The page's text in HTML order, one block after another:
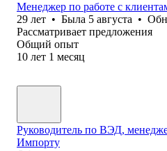
Менеджер по работе с
29 лет • Была 5 августа •
Рассматривает предложения
Общий опыт
10 лет 1 месяц
Руководитель по ВЭД,
Импорту